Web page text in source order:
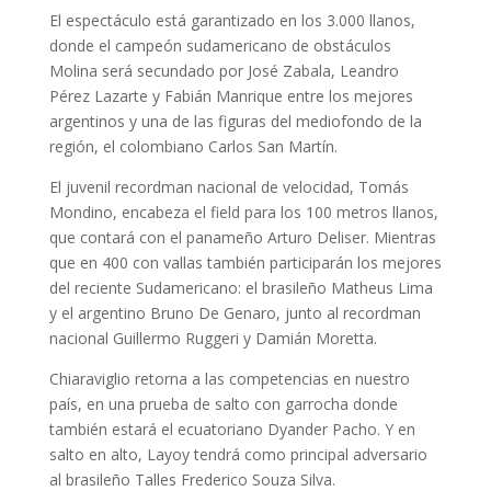
El espectáculo está garantizado en los 3.000 llanos,
donde el campeón sudamericano de obstáculos
Molina será secundado por José Zabala, Leandro
Pérez Lazarte y Fabián Manrique entre los mejores
argentinos y una de las figuras del mediofondo de la
región, el colombiano Carlos San Martín.
El juvenil recordman nacional de velocidad, Tomás
Mondino, encabeza el field para los 100 metros llanos,
que contará con el panameño Arturo Deliser. Mientras
que en 400 con vallas también participarán los mejores
del reciente Sudamericano: el brasileño Matheus Lima
y el argentino Bruno De Genaro, junto al recordman
nacional Guillermo Ruggeri y Damián Moretta.
Chiaraviglio retorna a las competencias en nuestro
país, en una prueba de salto con garrocha donde
también estará el ecuatoriano Dyander Pacho. Y en
salto en alto, Layoy tendrá como principal adversario
al brasileño Talles Frederico Souza Silva.